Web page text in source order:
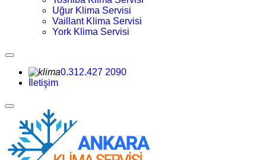
Uğur Klima Servisi
Vaillant Klima Servisi
York Klima Servisi
0.312.427 2090
İletişim